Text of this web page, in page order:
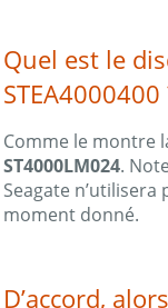
Quel est le
STEA4000400
Comme le montre
ST4000LM024.
Seagate
moment donné.
D’accord,